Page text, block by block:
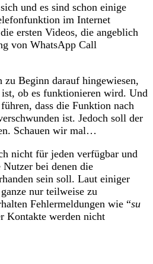
und es sind schon einige
im Internet
ersten Videos, die angeblich
von WhatsApp Call
Beginn darauf hingewiesen,
ob es funktionieren wird. Und
dass die Funktion nach
ist. Jedoch soll der
Schauen wir mal…
nicht für jeden verfügbar und
bei denen die
sein soll. Laut einiger
nur teilweise zu
Fehlermeldungen wie “su
Kontakte werden nicht